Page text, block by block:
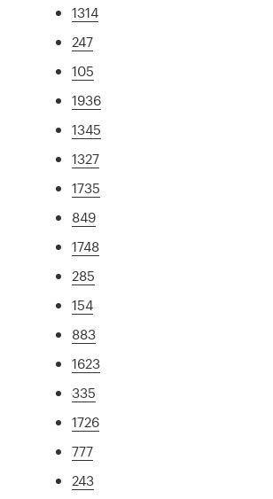
1314
247
105
1936
1345
1327
1735
849
1748
285
154
883
1623
335
1726
777
243